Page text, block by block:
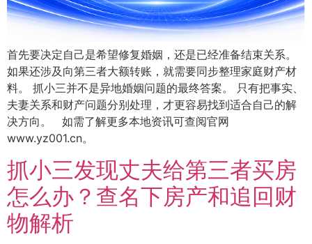
首先要决定自己是希望修复婚姻，还是已经准备结束关系。
如果还涉及向第三者大额转账，就需要同步整理家庭财产材
料。 抓小三并不是异地婚姻问题的最终答案。 只有把事实、
夫妻关系和财产问题分别处理，才更容易找到适合自己的解
决方向。 如需了解更多本地资讯可查阅官网
www.yz001.cn。
抓小三发现丈夫给第三者买房
怎么办？查名下房产和追回财
物解析